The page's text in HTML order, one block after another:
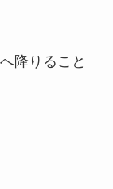
降りること